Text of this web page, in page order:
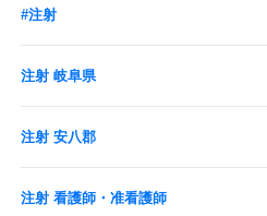
#注射
注射 岐阜県
注射 安八郡
注射 看護師・准看護師